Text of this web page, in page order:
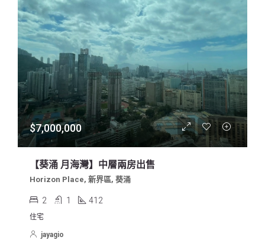
$7,000,000
【葵涌 月海灣】中層兩房出售
Horizon Place, 新界區, 葵涌
2 1 412
住宅
jayagio